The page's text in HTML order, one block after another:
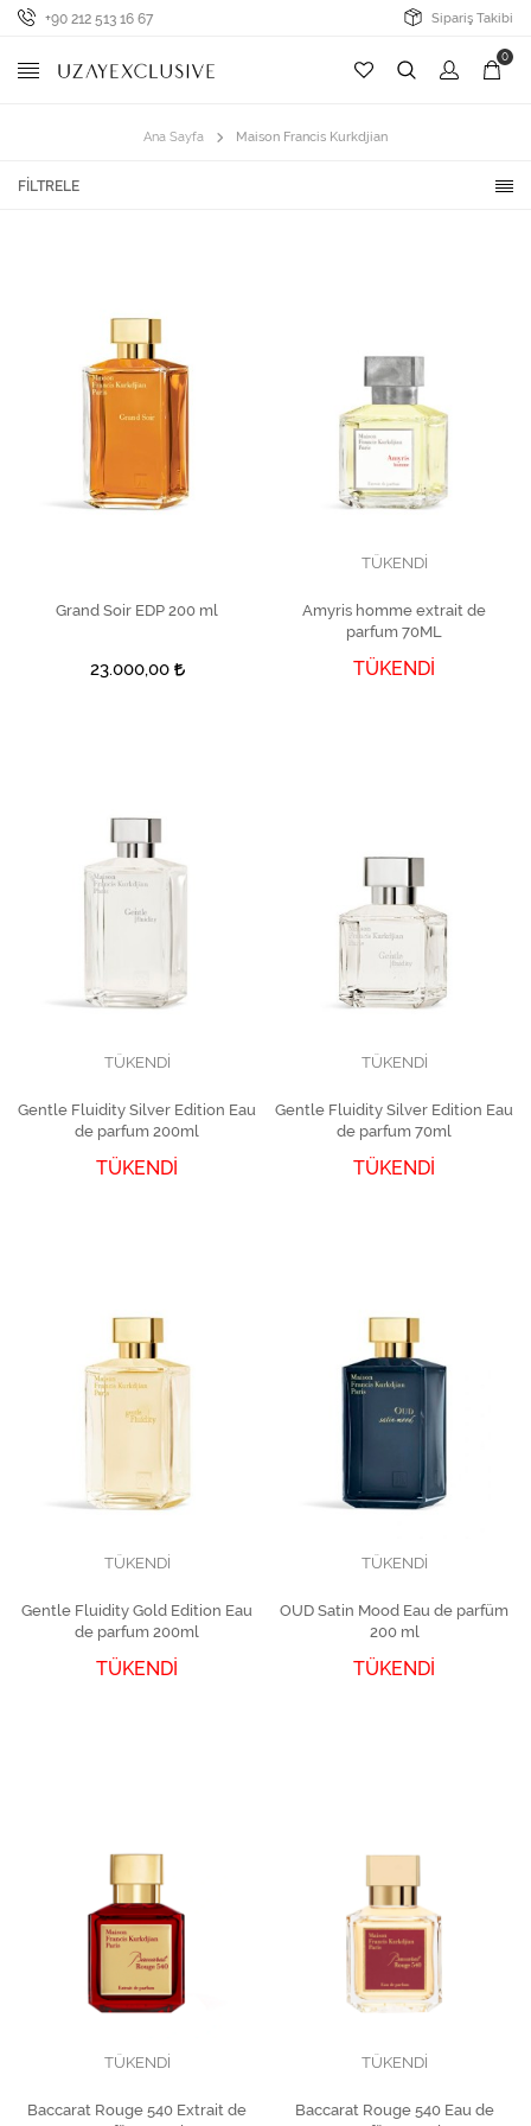
+90 212 513 16 67 Sipariş Takibi
0
Ana Sayfa Maison Francis Kurkdjian
FILTRELE
SEPETE EKLE
Grand Soir EDP 200 ml
23.000,00
TÜKENDİ
Amyris homme extrait de
parfum 70ML
TÜKENDİ
TÜKENDİ
Gentle Fluidity Silver Edition Eau
de parfum 200ml
TÜKENDİ
TÜKENDİ
Gentle Fluidity Silver Edition Eau
de parfum 70ml
TÜKENDİ
TÜKENDİ
Gentle Fluidity Gold Edition Eau
de parfum 200ml
TÜKENDİ
TÜKENDİ
OUD Satin Mood Eau de parfüm
200 ml
TÜKENDİ
TÜKENDİ
Baccarat Rouge 540 Extrait de
TÜKENDİ
Baccarat Rouge 540 Eau de